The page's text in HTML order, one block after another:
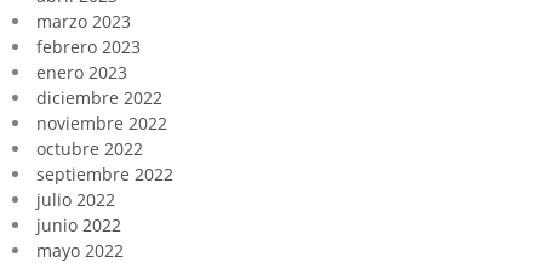
marzo 2023
febrero 2023
enero 2023
diciembre 2022
noviembre 2022
octubre 2022
septiembre 2022
julio 2022
junio 2022
mayo 2022